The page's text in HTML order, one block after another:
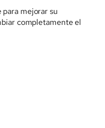
para mejorar su
completamente el